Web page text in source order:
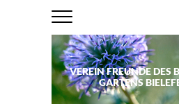
VEREIN FREUNDE DES
GARTENS